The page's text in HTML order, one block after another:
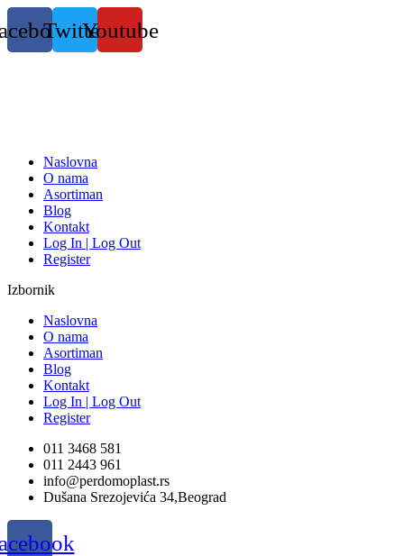
Skočite
na
sadržaj
TwitterYoutube
Naslovna
O nama
Asortiman
Blog
Kontakt
Log In | Log Out
Register
Izbornik
Naslovna
O nama
Asortiman
Blog
Kontakt
Log In | Log Out
Register
011 3468 581
011 2443 961
info@perdomoplast.rs
Dušana Srezojevića 34,Beograd